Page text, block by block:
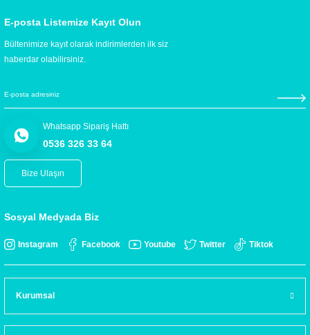
E-posta Listemize Kayıt Olun
Bültenimize kayıt olarak indirimlerden ilk siz
haberdar olabilirsiniz.
Whatsapp Sipariş Hattı
0536 326 33 64
Bize Ulaşın
Sosyal Medyada Biz
Instagram Facebook Youtube Twitter Tiktok
Kurumsal